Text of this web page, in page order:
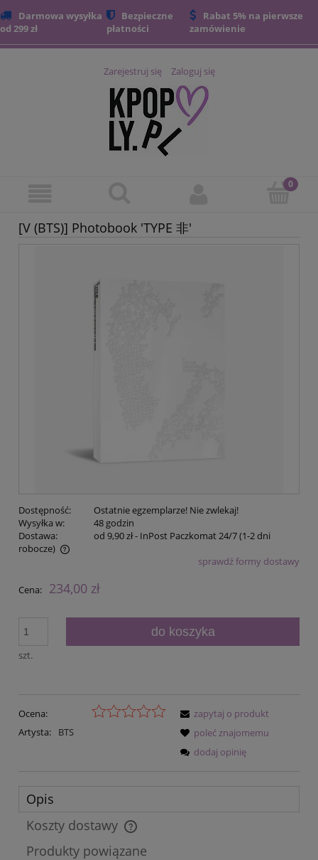
Darmowa wysyłka
od 299 zł
Bezpieczne
płatności
Rabat 5% na pierwsze
zamówienie
Zarejestruj się Zaloguj się
[V (BTS)] Photobook 'TYPE 非'
Dostępność:
Ostatnie egzemplarze! Nie zwlekaj!
Wysyłka w:
48 godzin
Dostawa:
od 9,90 zł- InPost Paczkomat 24/7 (1-2 dni
robocze)
Cena nie zawiera ewentualnych kosztów płatnościsprawdź formy dostawy
Cena: 234,00 zł
szt.
do koszyka
Ocena:
Artysta:
BTS
zapytaj o produkt
poleć znajomemu
dodaj opinię
Opis
Koszty dostawy
Cena nie zawiera ewentualnych kosztów płatności
Produkty powiązane